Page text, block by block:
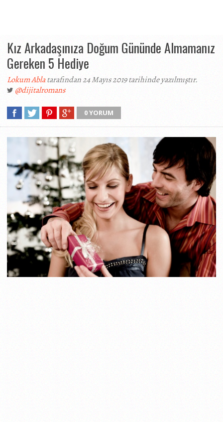
Kız Arkadaşınıza Doğum Gününde Almamanız
Gereken 5 Hediye
Lokum Ablatarafından 24 Mayıs 2019 tarihinde yazılmıştır.
@dijitalromans
0 YORUM